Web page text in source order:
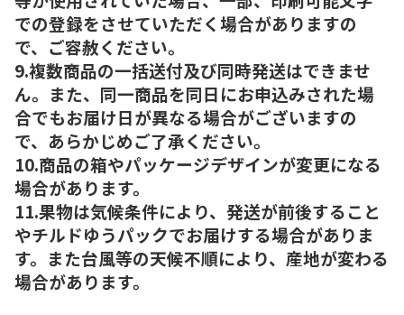
での登録をさせていただく場合がありますの
で、ご容赦ください。
9.複数商品の一括送付及び同時発送はできませ
ん。また、同一商品を同日にお申込みされた場
合でもお届け日が異なる場合がございますの
で、あらかじめご了承ください。
10.商品の箱やパッケージデザインが変更になる
場合があります。
11.果物は気候条件により、発送が前後すること
やチルドゆうパックでお届けする場合がありま
す。また台風等の天候不順により、産地が変わる
場合があります。